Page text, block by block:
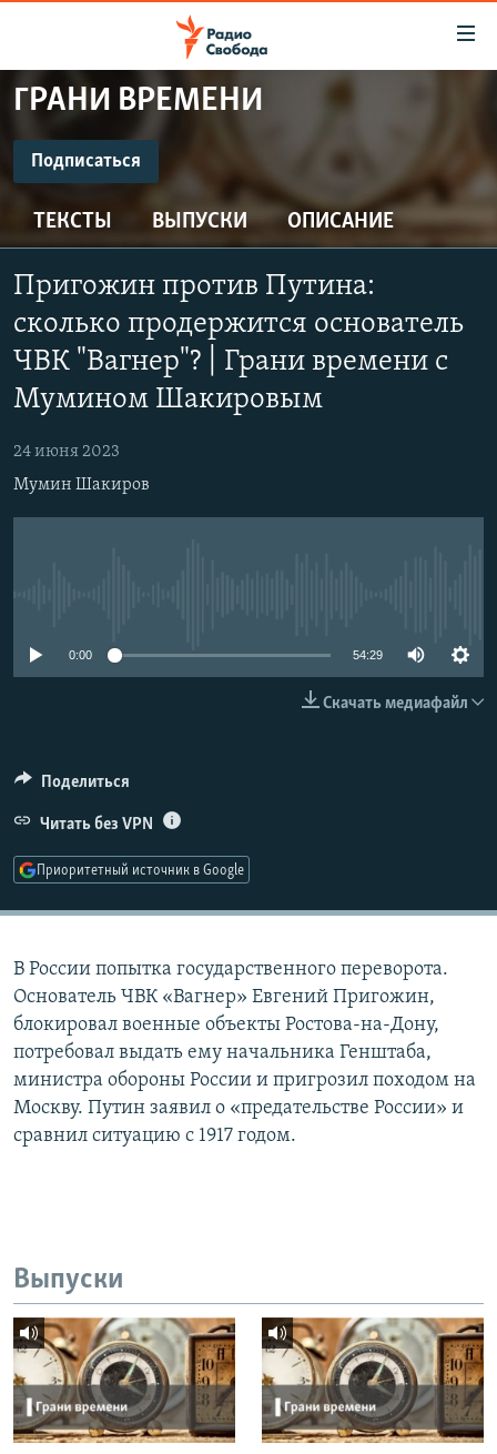
упрощенного
Вернуться
основному
содержанию
Вернутся
главной
навигации
Вернутся
поиску
ПРОГРАММЫ
ПОДКАСТЫ
МНЕНИЯ
КУЛЬТУРА
IDEL.РЕАЛИИ
КАВКАЗ.РЕАЛИИ
СИБИРЬ.РЕАЛИИ
РАСПИСАНИЕ ВЕЩАНИЯ
ГРАНИ ВРЕМЕНИ
Подписаться
ПОДПИСАТЬСЯ
CastBox
Подписаться
ТЕКСТЫ ВЫПУСКИ ОПИСАНИЕ
Пригожин против Путина:
сколько продержится основатель
ЧВК "Вагнер"? | Грани времени с
Мумином Шакировым
24 июня 2023
Мумин Шакиров
0:00 54:29
Скачать медиафайл
Поделиться
Читать без VPN
Приоритетный источник в Google
В России попытка государственного переворота.
Основатель ЧВК «Вагнер» Евгений Пригожин,
блокировал военные объекты Ростова-на-Дону,
потребовал выдать ему начальника Генштаба,
министра обороны России и пригрозил походом на
Москву. Путин заявил о «предательстве России» и
сравнил ситуацию с 1917 годом.
Выпуски